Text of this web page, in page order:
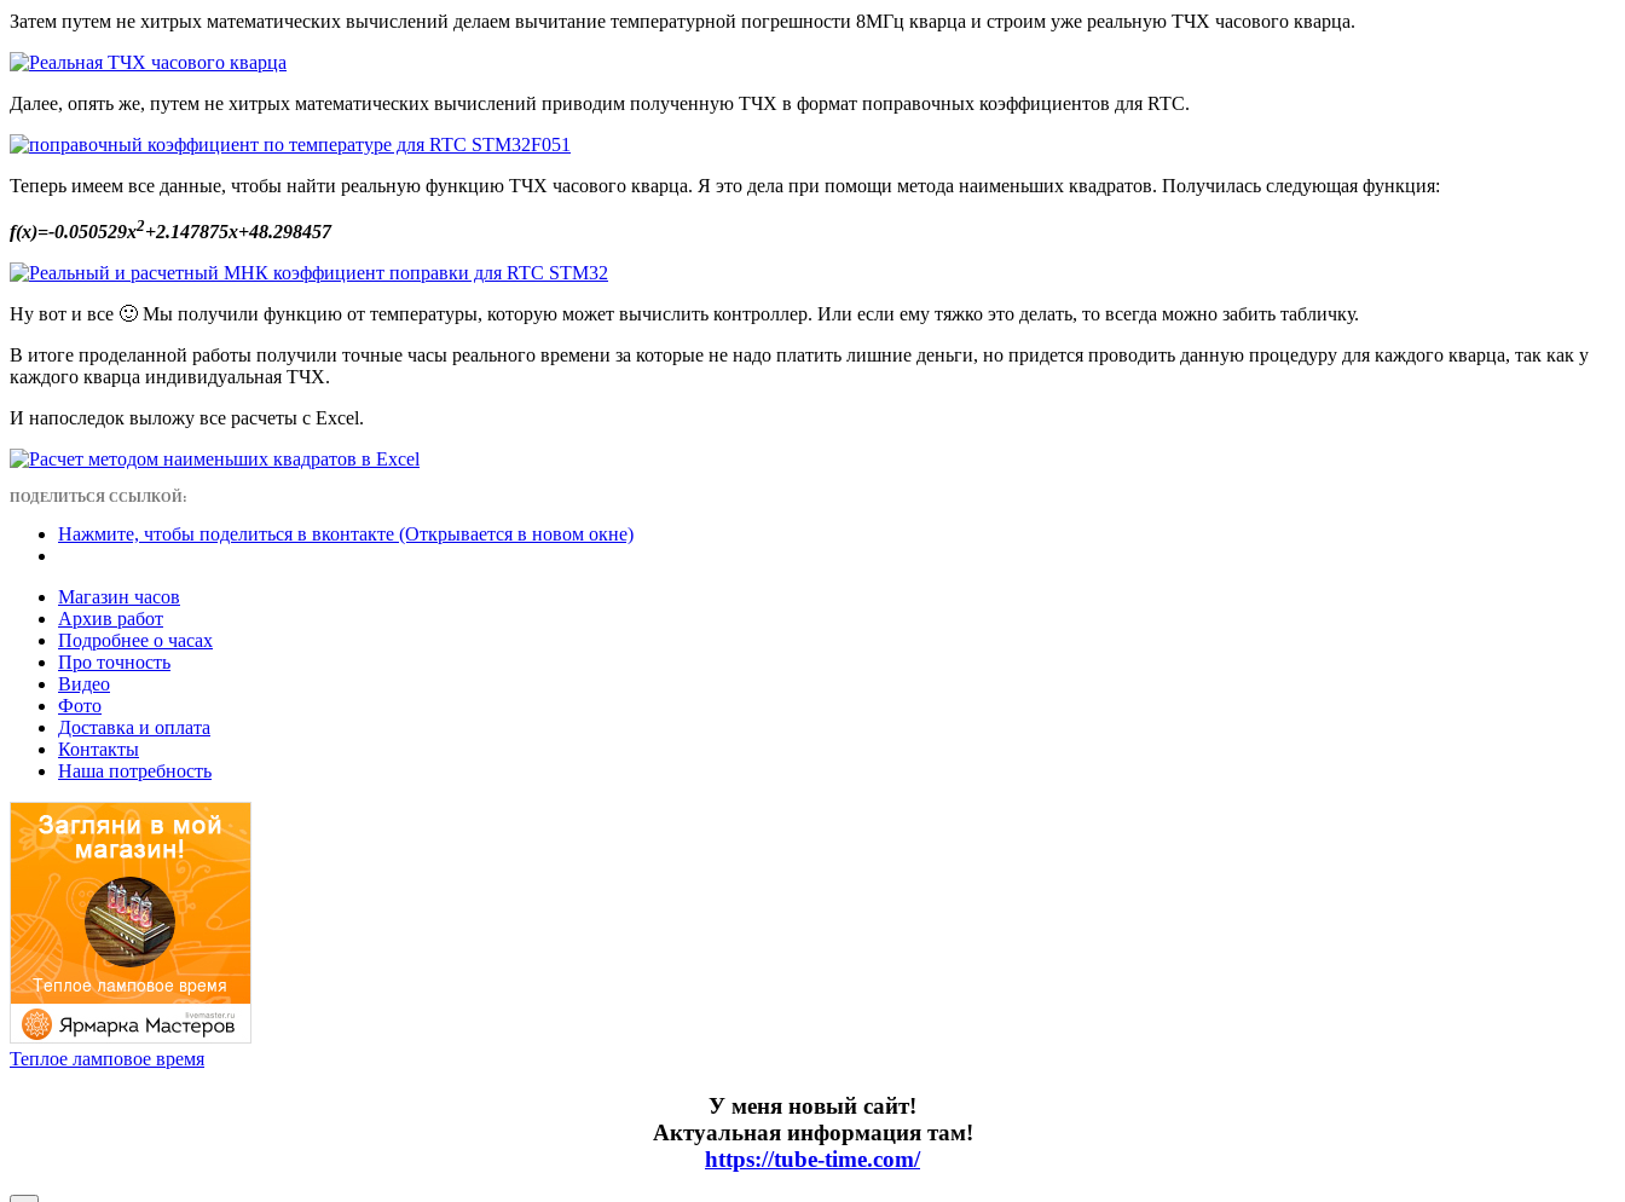
Затем путем не хитрых математических вычислений делаем вычитание температурной погрешности 8МГц кварца и строим уже реальную ТЧХ часового кварца.
Далее, опять же, путем не хитрых математических вычислений приводим полученную ТЧХ в формат поправочных коэффициентов для RTC.
Теперь имеем все данные, чтобы найти реальную функцию ТЧХ часового кварца. Я это дела при помощи метода наименьших квадратов. Получилась следующая функция:
f(x)=-0.050529x2+2.147875x+48.298457
Ну вот и все 🙂 Мы получили функцию от температуры, которую может вычислить контроллер. Или если ему тяжко это делать, то всегда можно забить табличку.
В итоге проделанной работы получили точные часы реального времени за которые не надо платить лишние деньги, но придется проводить данную процедуру для каждого кварца, так как у
каждого кварца индивидуальная ТЧХ.
И напоследок выложу все расчеты с Excel.
ПОДЕЛИТЬСЯ ССЫЛКОЙ:
Нажмите, чтобы поделиться в вконтакте (Открывается в новом окне)
Магазин часов
Архив работ
Подробнее о часах
Про точность
Видео
Фото
Доставка и оплата
Контакты
Наша потребность
Теплое ламповое время
У меня новый сайт!
Актуальная информация там!
https://tube-time.com/